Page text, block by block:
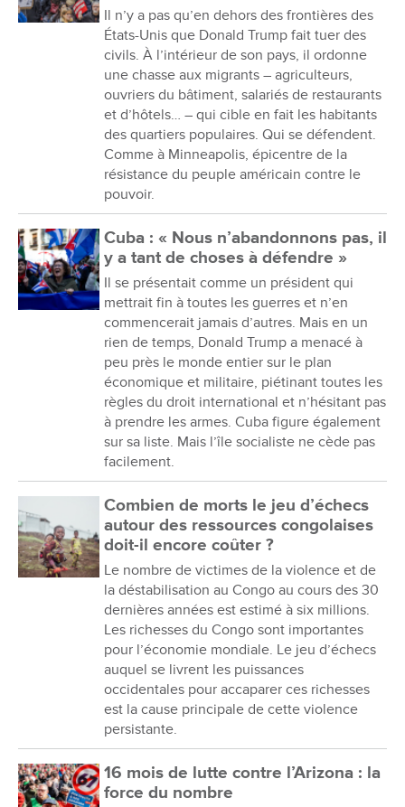
Il n’y a pas qu’en dehors des frontières des
États-Unis que Donald Trump fait tuer des
civils. À l’intérieur de son pays, il ordonne
une chasse aux migrants – agriculteurs,
ouvriers du bâtiment, salariés de restaurants
et d’hôtels… – qui cible en fait les habitants
des quartiers populaires. Qui se défendent.
Comme à Minneapolis, épicentre de la
résistance du peuple américain contre le
pouvoir.
Cuba : « Nous n’abandonnons pas, il
y a tant de choses à défendre »
Il se présentait comme un président qui
mettrait fin à toutes les guerres et n’en
commencerait jamais d’autres. Mais en un
rien de temps, Donald Trump a menacé à
peu près le monde entier sur le plan
économique et militaire, piétinant toutes les
règles du droit international et n’hésitant pas
à prendre les armes. Cuba figure également
sur sa liste. Mais l’île socialiste ne cède pas
facilement.
Combien de morts le jeu d’échecs
autour des ressources congolaises
doit-il encore coûter ?
Le nombre de victimes de la violence et de
la déstabilisation au Congo au cours des 30
dernières années est estimé à six millions.
Les richesses du Congo sont importantes
pour l’économie mondiale. Le jeu d’échecs
auquel se livrent les puissances
occidentales pour accaparer ces richesses
est la cause principale de cette violence
persistante.
16 mois de lutte contre l’Arizona : la
force du nombre